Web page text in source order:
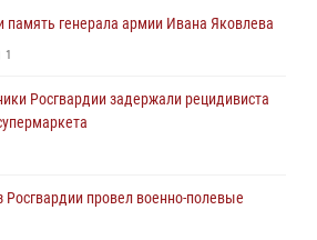
память генерала армии Ивана Яковлева
1
Росгвардии задержали рецидивиста
провел военно-полевые